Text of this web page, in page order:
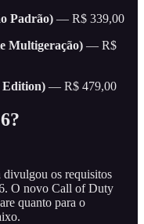
Padrão) — R$ 339,00
Multigeração) — R$
— R$ 479,00
os requisitos
O novo Call of Duty
quanto para o